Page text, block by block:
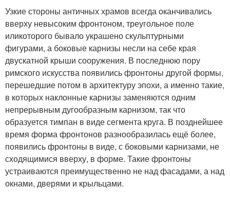
Узкие стороны античных храмов всегда оканчивались
вверху невысоким фронтоном, треугольное поле
иликоторого бывало украшено скульптурными
фигурами, а боковые карнизы несли на себе края
двускатной крыши сооружения. В последнюю пору
римского искусства появились фронтоны другой формы,
перешедшие потом в архитектуру эпохи, а именно такие,
в которых наклонные карнизы заменяются одним
непрерывным дугообразным карнизом, так что
образуется тимпан в виде сегмента круга. В позднейшее
время форма фронтонов разнообразилась ещё более,
появились фронтоны в виде, с боковыми карнизами, не
сходящимися вверху, в форме. Такие фронтоны
устраиваются преимущественно не над фасадами, а над
окнами, дверями и крыльцами.